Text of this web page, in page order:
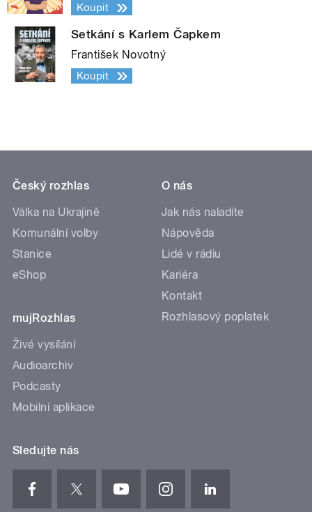
Koupit
Setkání s Karlem Čapkem
František Novotný
Koupit
Český rozhlas
Válka na Ukrajině
Komunální volby
Stanice
eShop
mujRozhlas
Živé vysílání
Audioarchiv
Podcasty
Mobilní aplikace
O nás
Jak nás naladíte
Nápověda
Lidé v rádiu
Kariéra
Kontakt
Rozhlasový poplatek
Sledujte nás